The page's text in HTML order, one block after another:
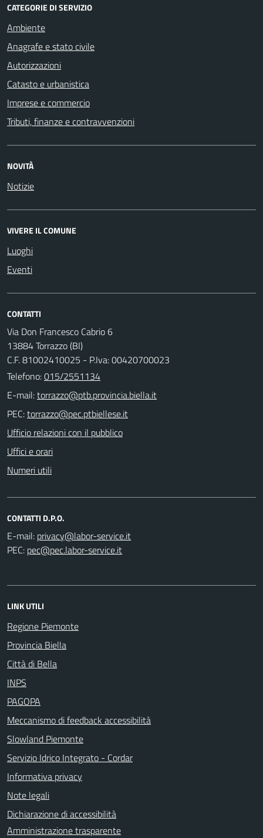
CATEGORIE DI SERVIZIO
Ambiente
Anagrafe e stato civile
Autorizzazioni
Catasto e urbanistica
Imprese e commercio
Tributi, finanze e contravvenzioni
NOVITÀ
Notizie
VIVERE IL COMUNE
Luoghi
Eventi
CONTATTI
Via Don Francesco Cabrio 6
13884 Torrazzo (BI)
C.F. 81002410025 - P.Iva: 00420700023
Telefono:015/2551134
E-mail:
PEC:
Ufficio relazioni con il pubblico
Uffici e orari
Numeri utili
CONTATTI D.P.O.
E-mail:
PEC:
LINK UTILI
Regione Piemonte
Provincia Biella
Città di Bella
INPS
PAGOPA
Meccanismo di feedback accessibilità
Slowland Piemonte
Servizio Idrico Integrato - Cordar
Informativa privacy
Note legali
Dichiarazione di accessibilità
Amministrazione trasparente